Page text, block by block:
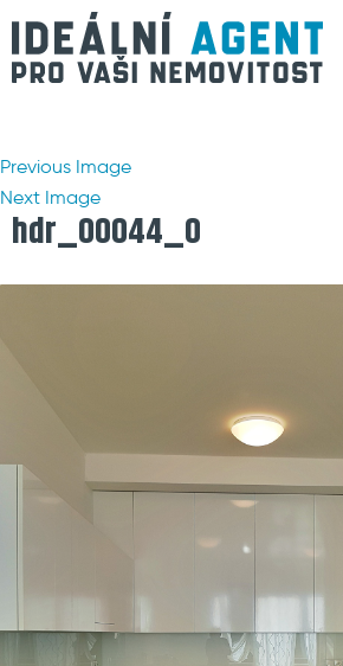
Previous Image
Next Image
hdr_00044_0